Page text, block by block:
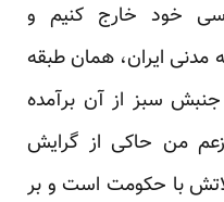
خود خارج کنیم و
ایران، همان طبقه
سبز از آن برآمده
من حاکی از گرایش
با حکومت است و بر